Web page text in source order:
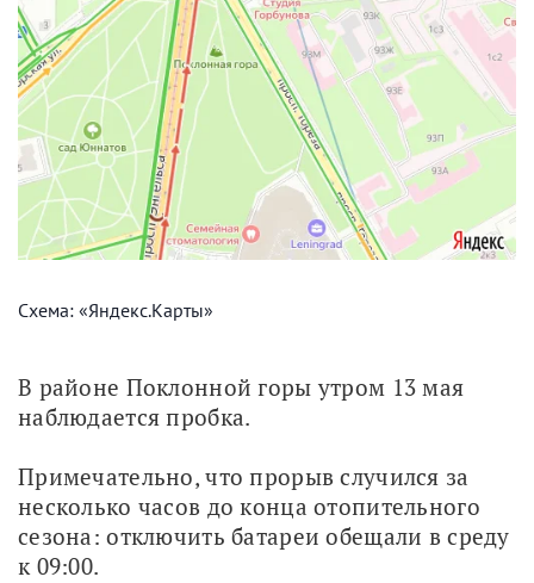
Схема: «Яндекс.Карты»
В районе Поклонной горы утром 13 мая
наблюдается пробка.
Примечательно, что прорыв случился за
несколько часов до конца отопительного
сезона: отключить батареи обещали в среду
к 09:00.